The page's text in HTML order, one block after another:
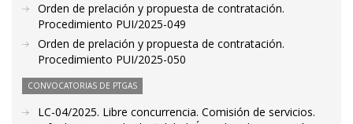
Orden de prelación y propuesta de contratación.
Procedimiento PUI/2025-049
Orden de prelación y propuesta de contratación.
Procedimiento PUI/2025-050
CONVOCATORIAS DE PTGAS
LC-04/2025. Libre concurrencia. Comisión de servicios.